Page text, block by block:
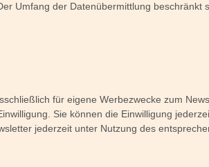
Umfang der Datenübermittlung beschränkt
für eigene Werbezwecke zum
Sie können die Einwilligung
jederzeit unter Nutzung des